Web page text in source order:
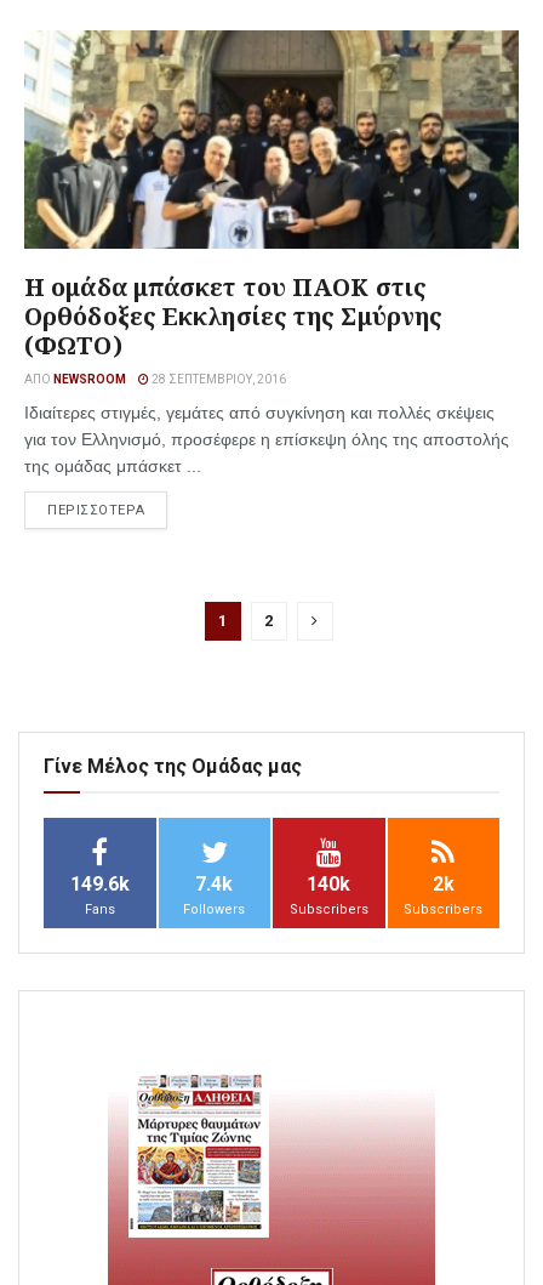
Η ομάδα μπάσκετ του ΠΑΟΚ στις
Ορθόδοξες Εκκλησίες της Σμύρνης
(ΦΩΤΟ)
ΑΠΌ NEWSROOM 28 ΣΕΠΤΕΜΒΡΊΟΥ, 2016
Ιδιαίτερες στιγμές, γεμάτες από συγκίνηση και πολλές σκέψεις
για τον Ελληνισμό, προσέφερε η επίσκεψη όλης της αποστολής
της ομάδας μπάσκετ ...
ΠΕΡΙΣΣΟΤΕΡΑ
1 2
Γίνε Μέλος της Ομάδας μας
149.6k
Fans
7.4k
Followers
140k
Subscribers
2k
Subscribers